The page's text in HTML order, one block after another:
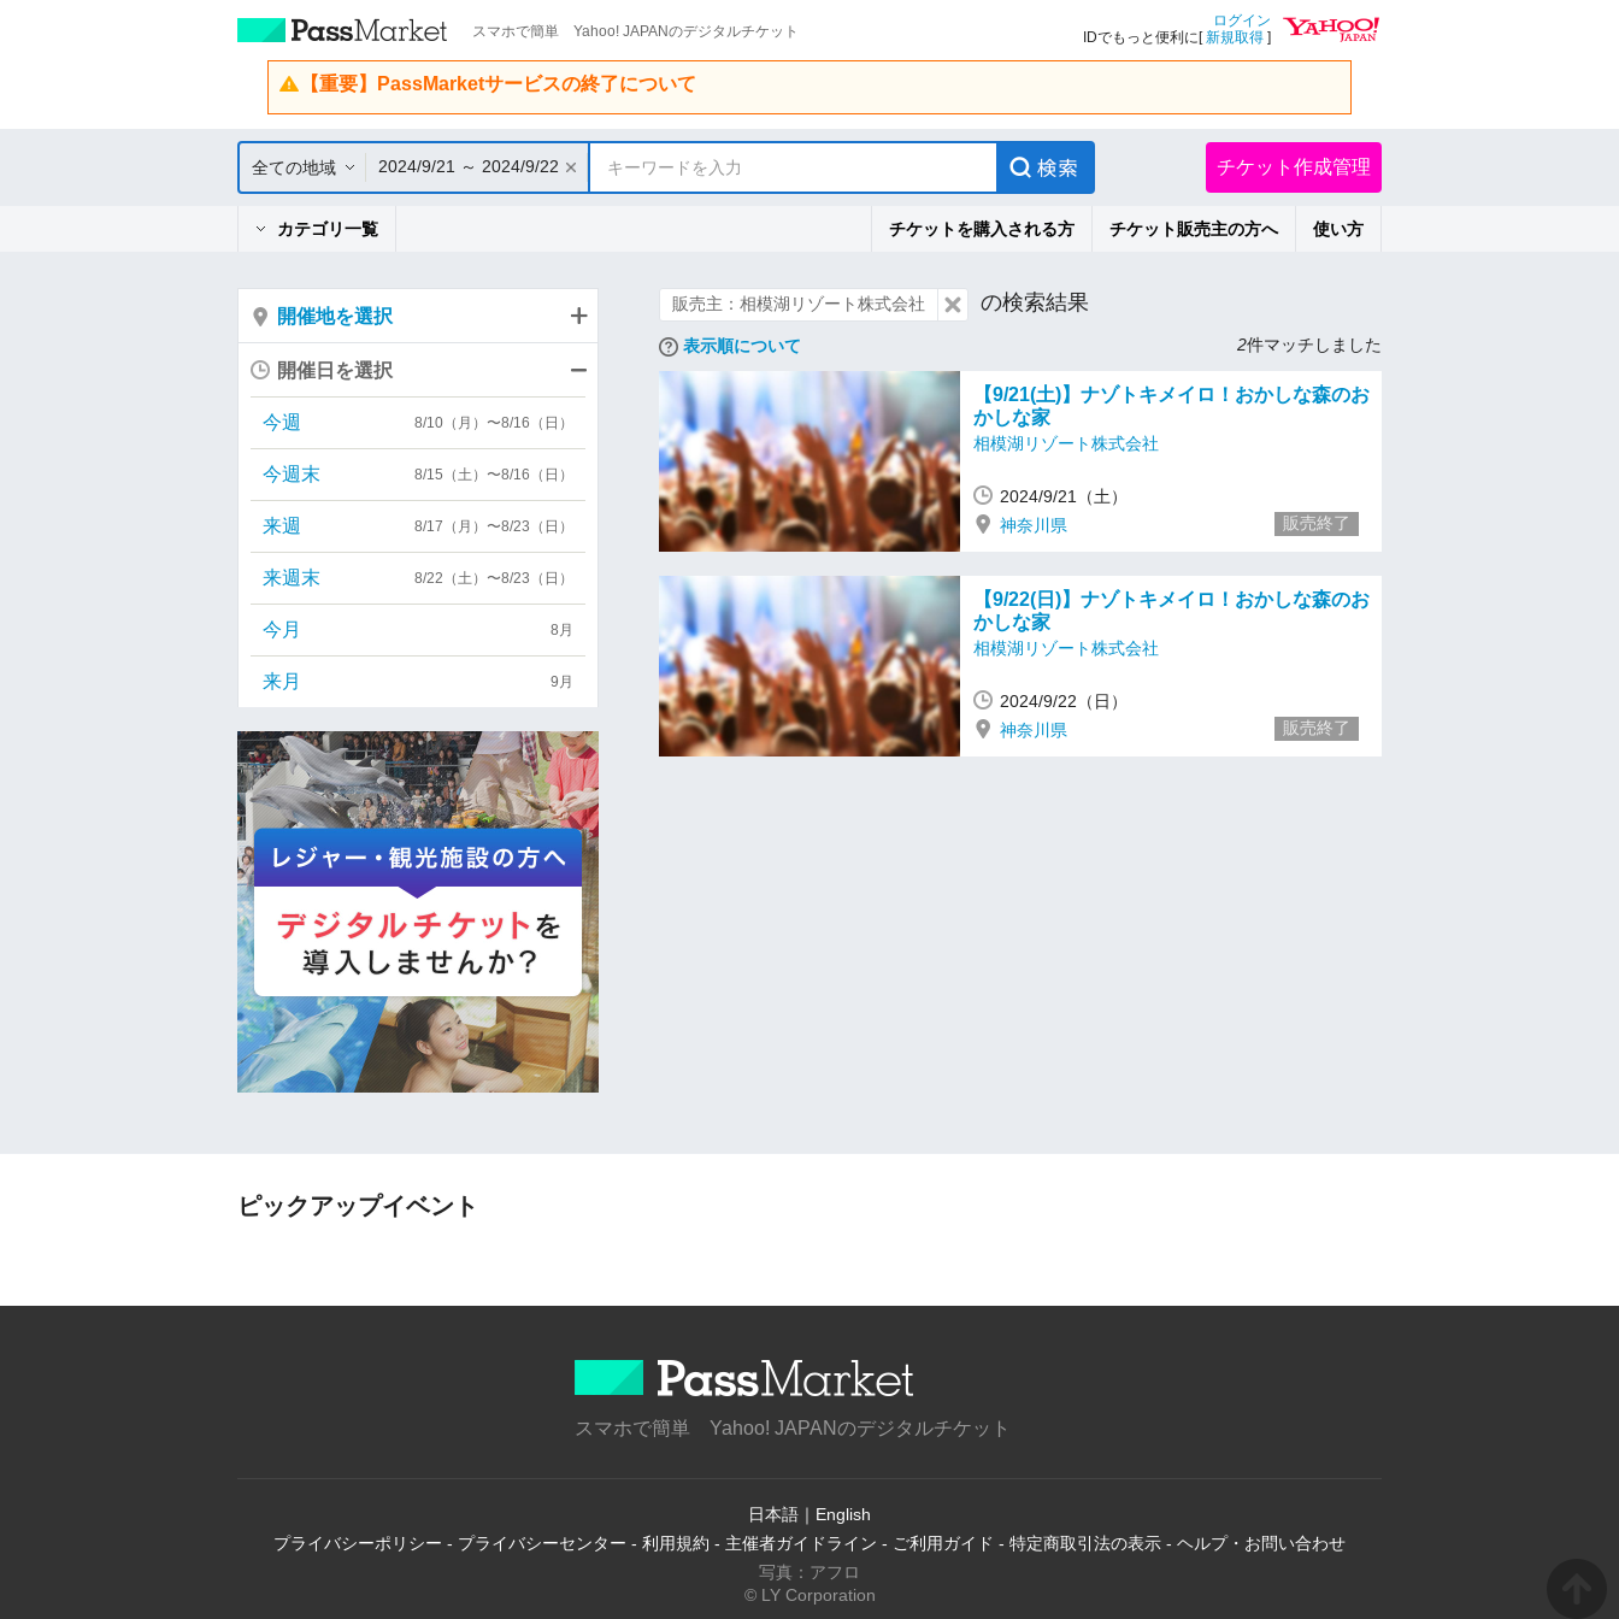
スマホで簡単 Yahoo! JAPANのデジタルチケット
ログイン
IDでもっと便利に[新規取得 ]
【重要】PassMarketサービスの終了について
全ての地域 2024/9/21 ～ 2024/9/22 キーワードを入力 チケット作成管理
カテゴリ一覧 チケットを購入される方 チケット販売主の方へ 使い方
販売主：相模湖リゾート株式会社 の検索結果
表示順について 2件マッチしました
【9/21(土)】ナゾトキメイロ！おかしな森のお
かしな家
相模湖リゾート株式会社
2024/9/21（土）
神奈川県
販売終了
【9/22(日)】ナゾトキメイロ！おかしな森のお
かしな家
相模湖リゾート株式会社
2024/9/22（日）
神奈川県
販売終了
開催地を選択
開催日を選択
今週 8/10（月）〜8/16（日）
今週末 8/15（土）〜8/16（日）
来週 8/17（月）〜8/23（日）
来週末 8/22（土）〜8/23（日）
今月 8月
来月 9月
ピックアップイベント
スマホで簡単 Yahoo! JAPANのデジタルチケット
日本語 ｜ English
プライバシーポリシー - プライバシーセンター - 利用規約 - 主催者ガイドライン - ご利用ガイド - 特定商取引法の表示 - ヘルプ・お問い合わせ
写真：アフロ
© LY Corporation